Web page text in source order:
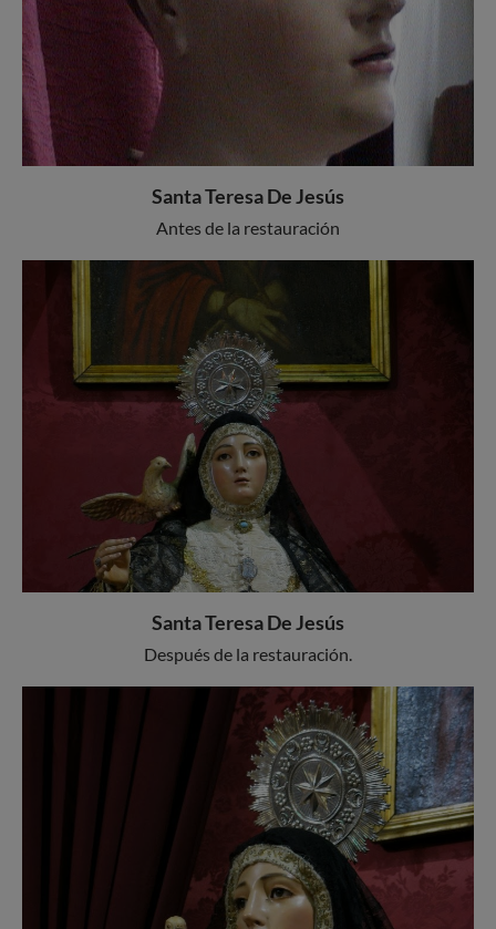
Santa Teresa De Jesús
Antes de la restauración
Santa Teresa De Jesús
Después de la restauración.